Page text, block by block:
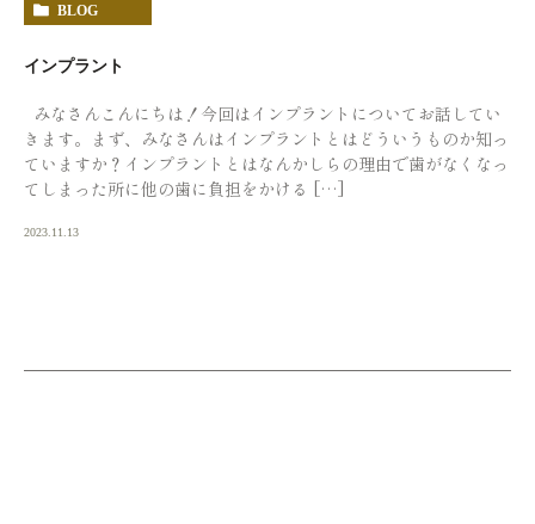
BLOG
インプラント
みなさんこんにちは！今回はインプラントについてお話してい
きます。まず、みなさんはインプラントとはどういうものか知っ
ていますか？インプラントとはなんかしらの理由で歯がなくなっ
てしまった所に他の歯に負担をかける […]
2023.11.13